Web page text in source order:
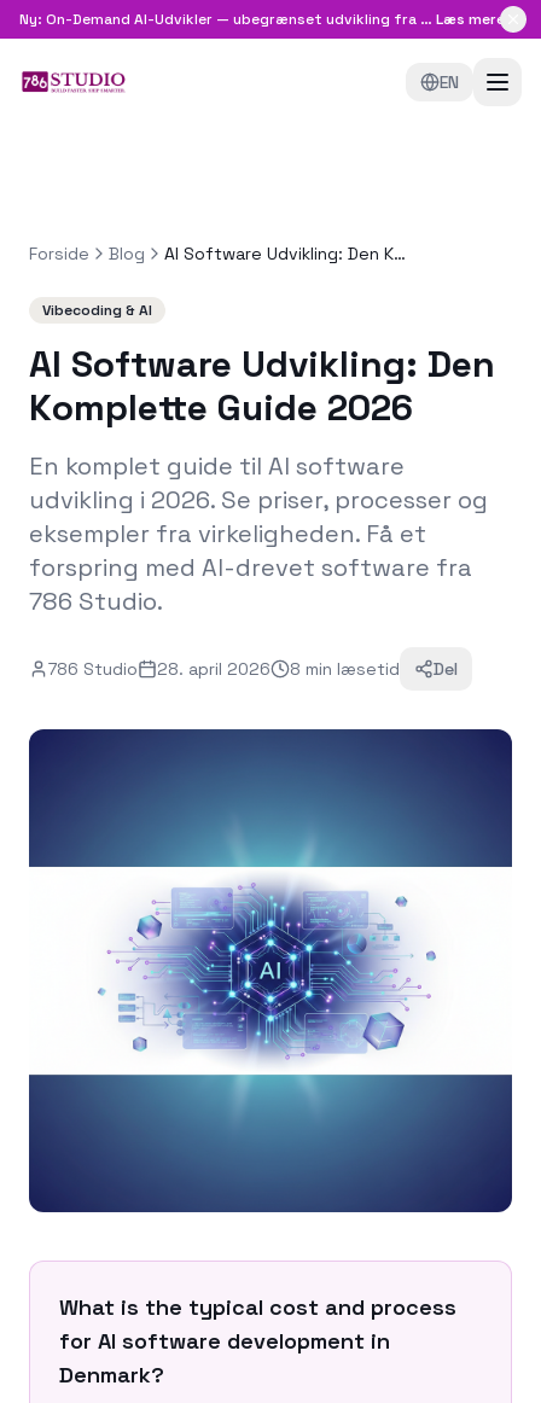
Ny: On-Demand AI-Udvikler — ubegrænset udvikling fra 8.999 kr/md
Læs mere
EN
Forside Blog AI Software Udvikling: Den Komplette Guide 2026
Vibecoding & AI
AI Software Udvikling: Den
Komplette Guide 2026
En komplet guide til AI software
udvikling i 2026. Se priser, processer og
eksempler fra virkeligheden. Få et
forspring med AI-drevet software fra
786 Studio.
786 Studio 28. april 2026 8 min læsetid Del
What is the typical cost and process
for AI software development in
Denmark?